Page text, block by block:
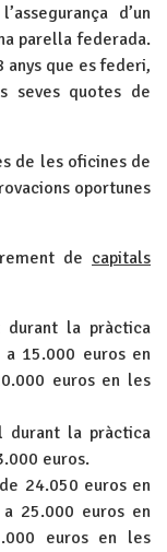
d’un
parella federada.
que es federi,
seves quotes de
de les oficines de
oportunes
de capitals
la pràctica
a 15.000 euros en
euros en les
durant la pràctica
euros.
24.050 euros en
25.000 euros en
euros en les